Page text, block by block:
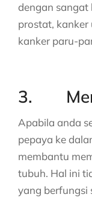
dengan sangat
prostat, kanker
kanker paru-
3.
Apabila anda
pepaya ke
membantu
tubuh. Hal ini
yang berfungsi